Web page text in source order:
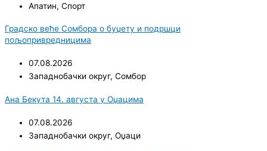
Апатин, Спорт
Градско веће Сомбора о буџету и подршци
пољопривредницима
07.08.2026
Западнобачки округ, Сомбор
Ана Бекута 14. августа у Оџацима
07.08.2026
Западнобачки округ, Оџаци